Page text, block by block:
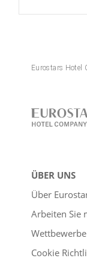
Eurostars Hotel
ÜBER UNS
Über
Arbeiten Sie
Wettbewerbe
Cookie